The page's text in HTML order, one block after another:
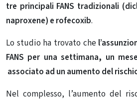
tre principali FANS tradizionali
naproxene) e rofecoxib.
Lo studio ha trovato che
FANS per una settimana, un
associato ad un aumento del
Nel complesso, l’aumento del